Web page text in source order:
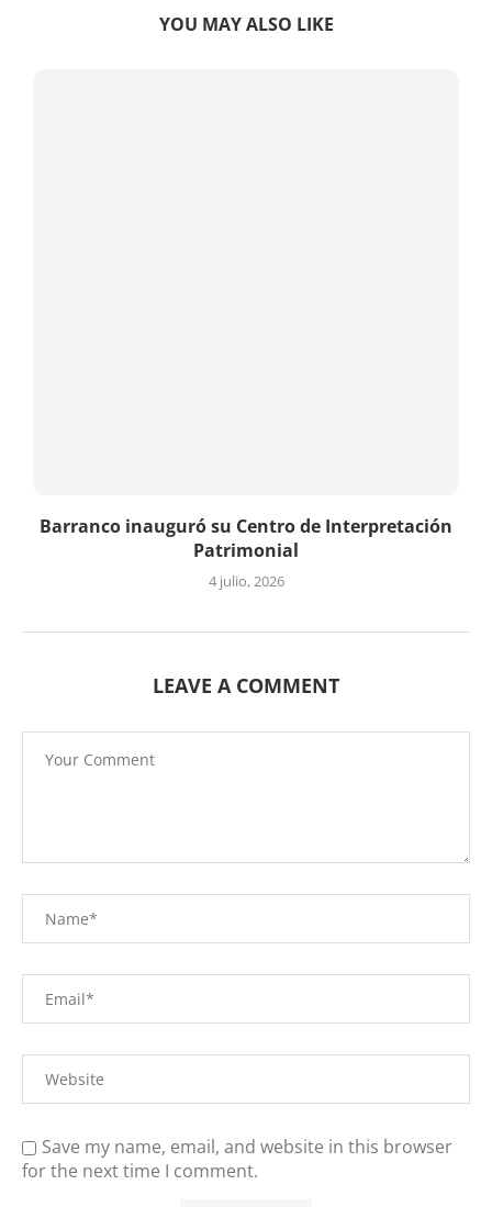
YOU MAY ALSO LIKE
Barranco inauguró su Centro de Interpretación
Patrimonial
4 julio, 2026
LEAVE A COMMENT
Save my name, email, and website in this browser
for the next time I comment.